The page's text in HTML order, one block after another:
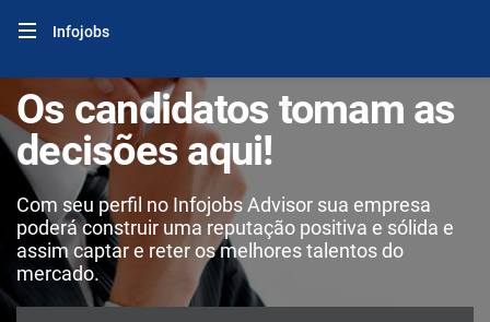
Infojobs
Os candidatos tomam as
decisões aqui!
Com seu perfil no Infojobs Advisor sua empresa
poderá construir uma reputação positiva e sólida e
assim captar e reter os melhores talentos do
mercado.